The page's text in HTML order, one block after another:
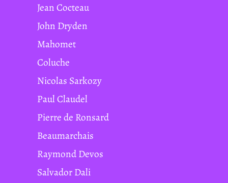
Jean Cocteau
John Dryden
Mahomet
Coluche
Nicolas Sarkozy
Paul Claudel
Pierre de Ronsard
Beaumarchais
Raymond Devos
Salvador Dali